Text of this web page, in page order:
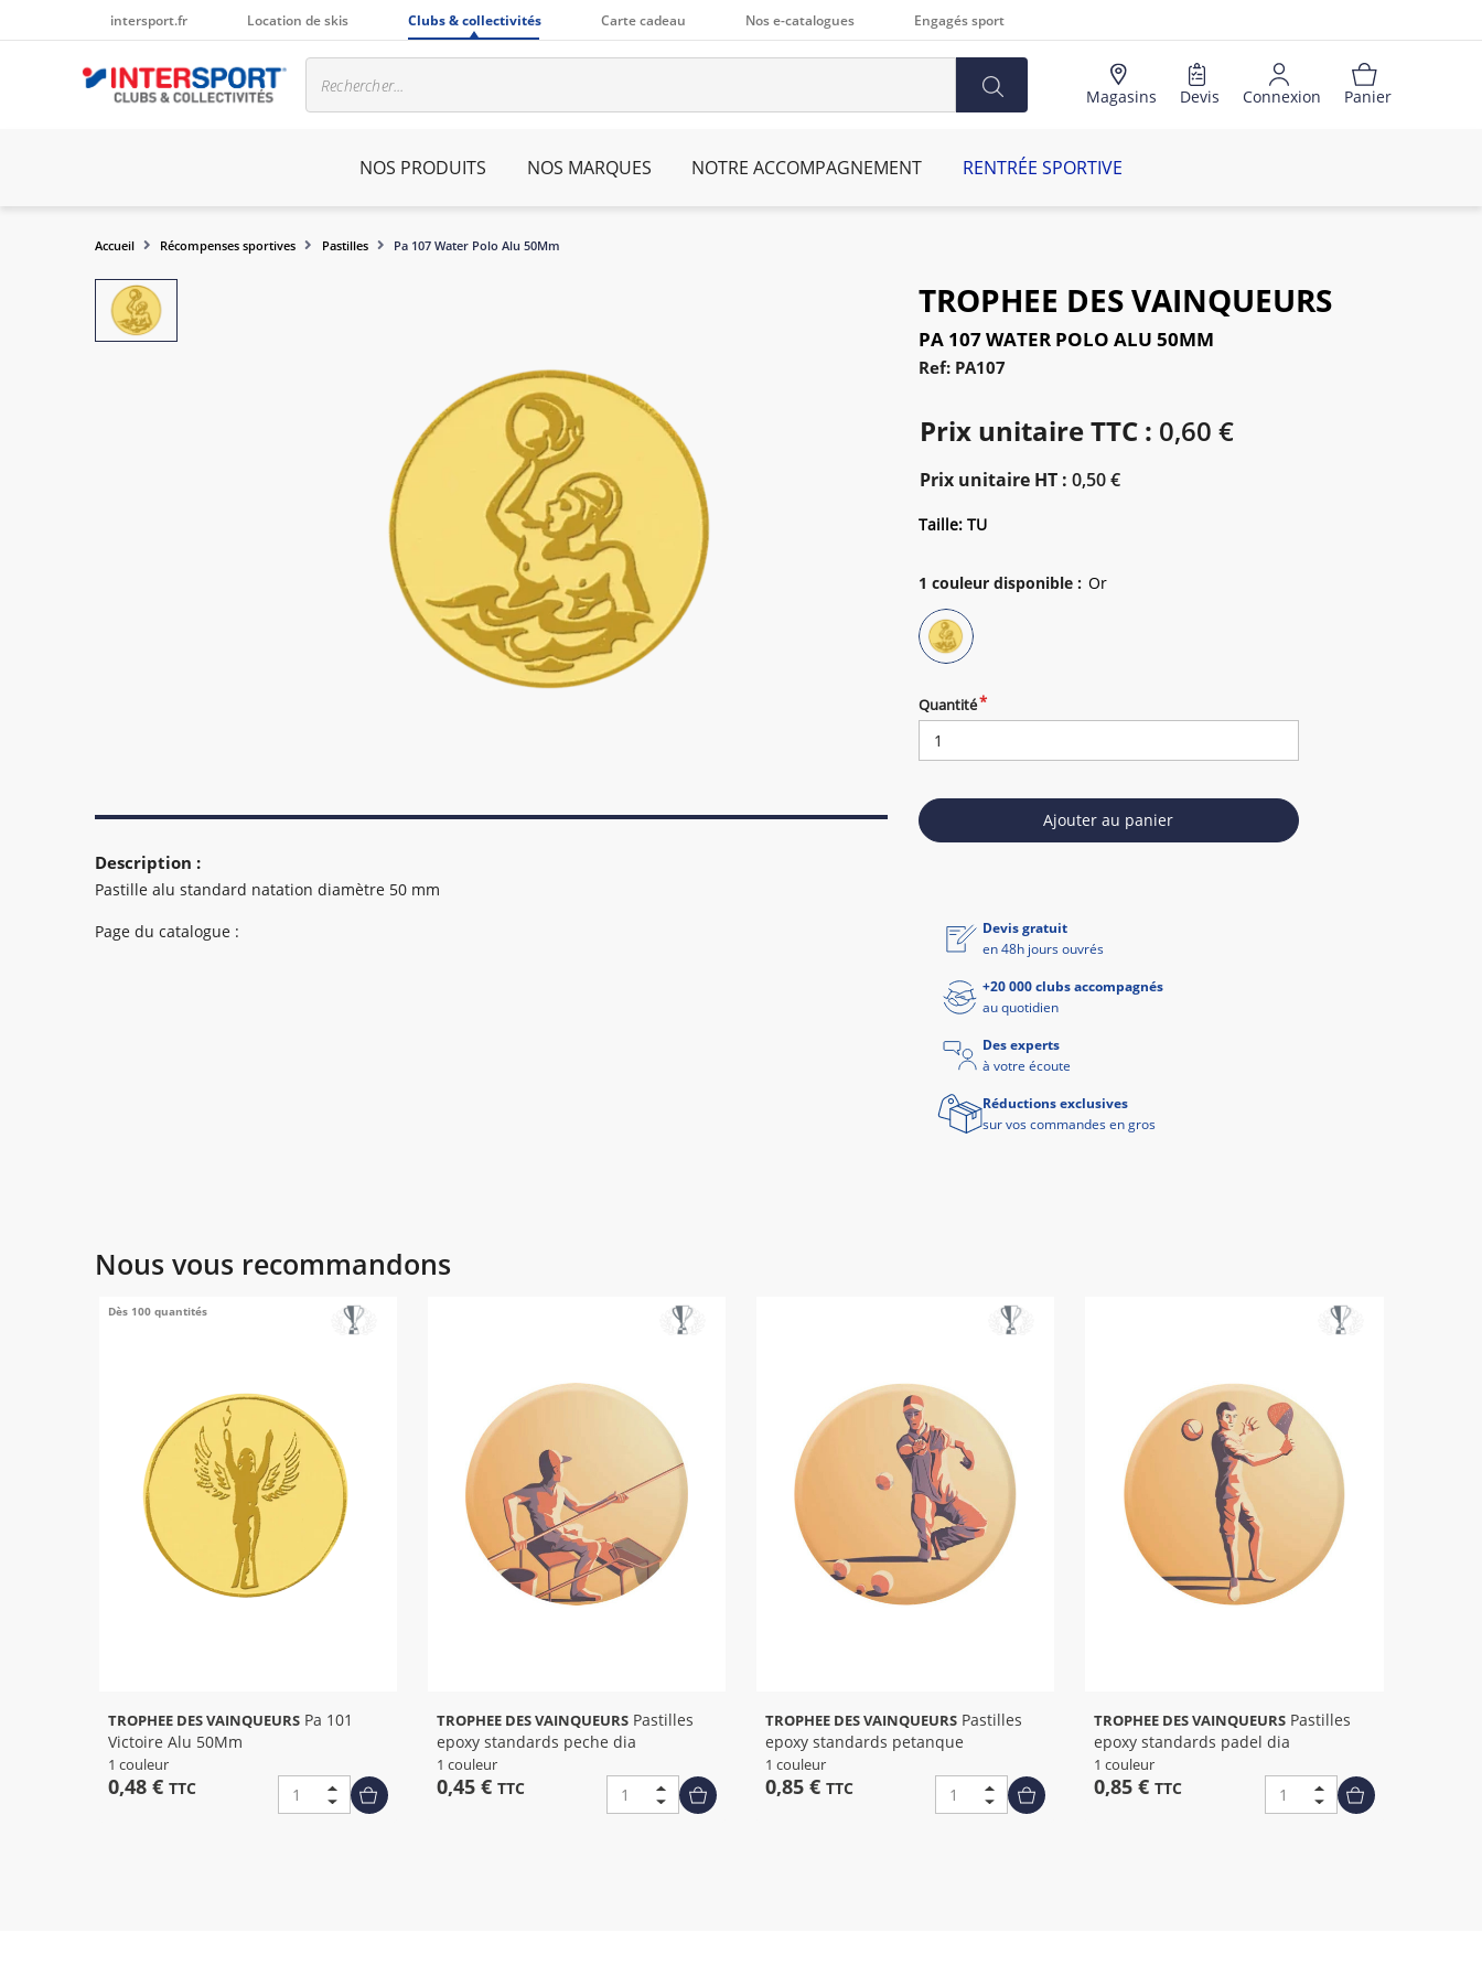
intersport.fr Location de skis Clubs & collectivités Carte cadeau Nos e-catalogues Engagés sport
Magasins Devis Connexion Panier
NOS PRODUITS NOS MARQUES NOTRE ACCOMPAGNEMENT RENTRÉE SPORTIVE
Accueil Récompenses sportives Pastilles Pa 107 Water Polo Alu 50Mm
TROPHEE DES VAINQUEURS
PA 107 WATER POLO ALU 50MM
Ref: PA107
Prix unitaire TTC : 0,60 €
Prix unitaire HT : 0,50 €
Taille: TU
1 couleur disponible:
Quantité
Ajouter au panier
Description :
Pastille alu standard natation diamètre 50 mm
Page du catalogue :
Devis gratuit
en 48h jours ouvrés
+20 000 clubs accompagnés
au quotidien
Des experts
à votre écoute
Réductions exclusives
sur vos commandes en gros
Nous vous recommandons
Dès 100 quantités
TROPHEE DES VAINQUEURSPa 101
Victoire Alu 50Mm
1 couleur
0,48 € TTC
TROPHEE DES VAINQUEURSPastilles
epoxy standards peche dia
1 couleur
0,45 € TTC
TROPHEE DES VAINQUEURS
epoxy standards petanque
1 couleur
0,85 € TTC
TROPHEE DES VAINQUEURS
epoxy standards padel dia
1 couleur
0,85 €TTC